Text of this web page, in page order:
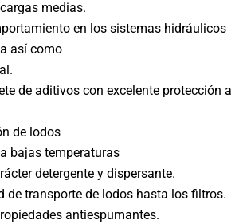
medias.
en los sistemas hidráulicos
así como
de aditivos con excelente protección a
de lodos
bajas temperaturas
detergente y dispersante.
de transporte de lodos hasta los filtros.
antiespumantes.